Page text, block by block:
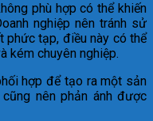
phù hợp có thể khiến
nghiệp nên tránh sử
phức tạp, điều này có thể
kém chuyên nghiệp.
hợp để tạo ra một sản
nên phản ánh được